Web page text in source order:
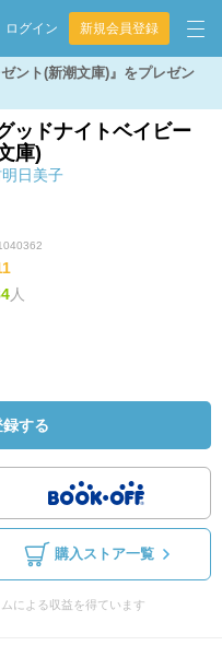
ログイン 新規会員登録
ント(新潮文庫)』をプレゼン
ッドナイトベイビー
庫)
日美子
人
する
購入ストア一覧
による収益を得ています